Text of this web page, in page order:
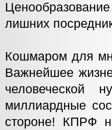
лишних
Кошмаром для
Важнейшее
человеческой
миллиардные
стороне! КПРФ